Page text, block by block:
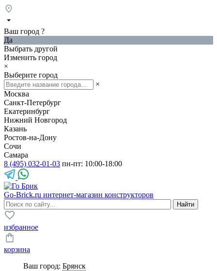
Ваш город ?
Да
Выбрать другой
Изменить город
×
Выберите город
×
Москва
Санкт-Петербург
Екатеринбург
Нижний Новгород
Казань
Ростов-на-Дону
Сочи
Самара
8 (495) 032-01-03 пн-пт: 10:00-18:00
Go-Brick.ru интернет-магазин конструкторов
избранное
корзина
Ваш город: Брянск